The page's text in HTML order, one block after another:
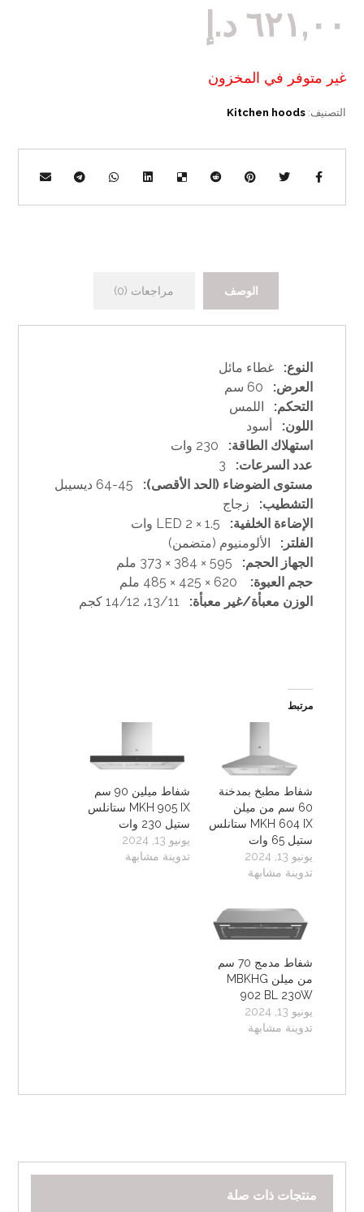
٦٢١,٠٠ د.إ
غير متوفر في المخزون
التصنيف:Kitchen hoods
الوصف مراجعات (0)
النوع:
غطاء مائل
العرض:
التحكم:
اللمس
اللون:
أسود
استهلاك الطاقة:
عدد السرعات:
مستوى الضوضاء (الحد الأقصى):
التشطيب:
زجاج
الإضاءة الخلفية:
الفلتر:
الألومنيوم (متضمن)
الجهاز الحجم:
حجم العبوة:
الوزن معبأة/غير معبأة:
مرتبط
شفاط مطبخ بمدخنة
60 سم من ميلن
MKH 604 IX ستانلس
ستيل 65 وات
يونيو 13, 2024
تدوينة مشابهة
شفاط ميلين 90 سم
MKH 905 IX ستانلس
ستيل 230 وات
يونيو 13, 2024
تدوينة مشابهة
شفاط مدمج 70 سم
من ميلن MBKHG
902 BL 230W
يونيو 13, 2024
تدوينة مشابهة
منتجات ذات صلة